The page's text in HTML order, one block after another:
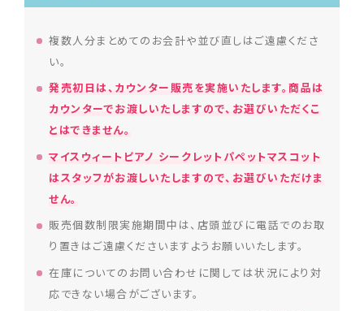
複数人分まとめてのお会計や並び直しはご遠慮くださ
い。
発売初日は、カウンター販売を実施いたします。商品は
カウンターでお渡しいたしますので、お選びいただくこ
とはできません。
マイスウィートピアノ シークレットパペットマスコット
はスタッフがお渡しいたしますので、お選びいただけま
せん。
販売個数制限実施期間中は、店頭並びに電話でのお取
り置きはご遠慮くださいますようお願いいたします。
在庫についてのお問い合わせに関しては状況により対
応できない場合がございます。